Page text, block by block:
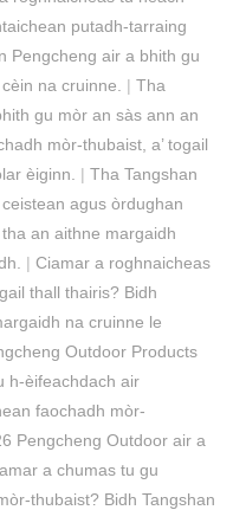
putadh-tarraing
Pengcheng air a bhith gu
na cruinne.
| Tha
gu mòr an sàs ann an
mòr-thubaist, a’ togail
èiginn.
| Tha Tangshan
agus òrdughan
an aithne margaidh
| Ciamar a roghnaicheas
thall thairis? Bidh
na cruinne le
Outdoor Products
h-èifeachdach air
faochadh mòr-
Pengcheng Outdoor air a
a chumas tu gu
thubaist? Bidh Tangshan